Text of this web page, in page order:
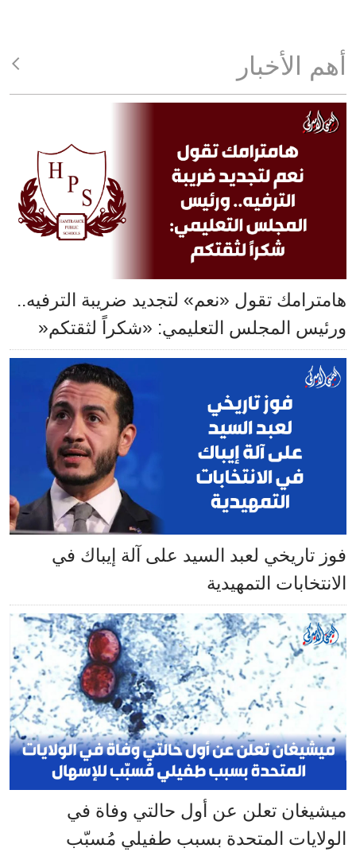
أهم الأخبار
هامترامك تقول «نعم» لتجديد ضريبة الترفيه..
ورئيس المجلس التعليمي: «شكراً لثقتكم«
فوز تاريخي لعبد السيد على آلة إيباك في
الانتخابات التمهيدية
ميشيغان تعلن عن أول حالتي وفاة في
الولايات المتحدة بسبب طفيلي مُسبّب